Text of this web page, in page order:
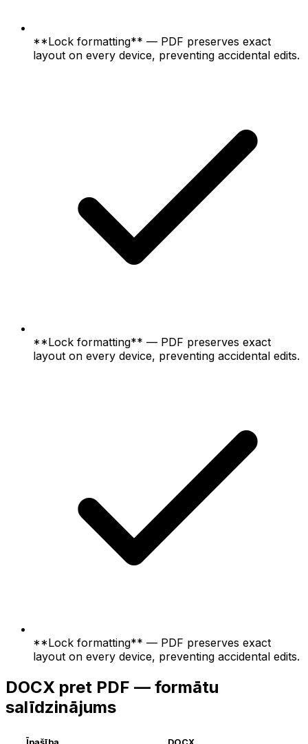
**Lock formatting** — PDF preserves exact
layout on every device, preventing accidental edits.
**Lock formatting** — PDF preserves exact
layout on every device, preventing accidental edits.
**Lock formatting** — PDF preserves exact
layout on every device, preventing accidental edits.
DOCX pret PDF — formātu
salīdzinājums